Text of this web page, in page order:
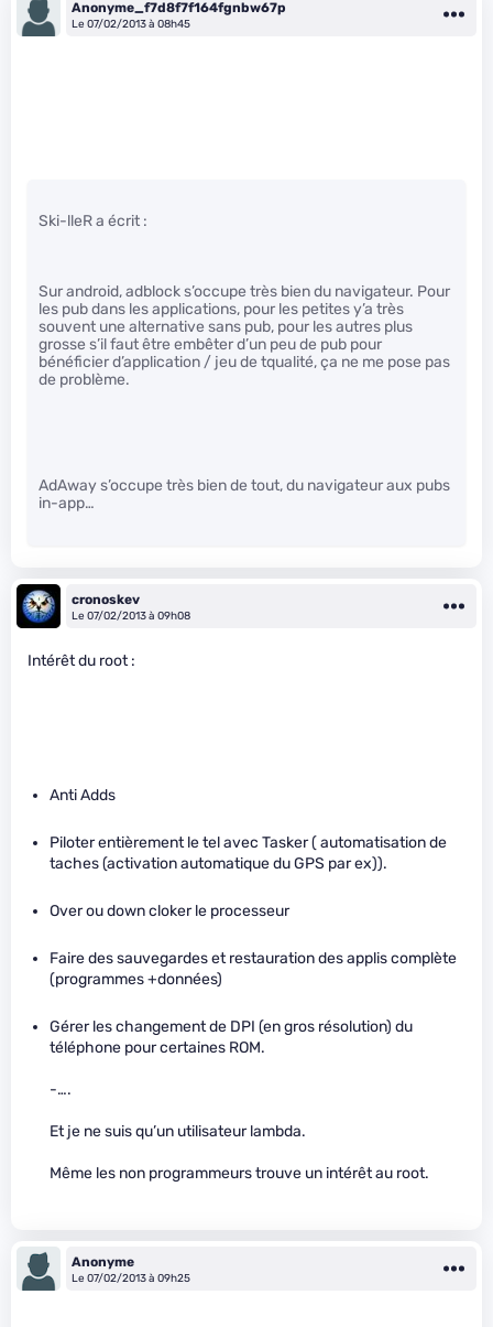
Anonyme_f7d8f7f164fgnbw67p
Le 07/02/2013 à 08h45
Ski-lleR a écrit :
Sur android, adblock s’occupe très bien du navigateur. Pour
les pub dans les applications, pour les petites y’a très
souvent une alternative sans pub, pour les autres plus
grosse s’il faut être embêter d’un peu de pub pour
bénéficier d’application / jeu de tqualité, ça ne me pose pas
de problème.
AdAway s’occupe très bien de tout, du navigateur aux pubs
in-app…
cronoskev
Le 07/02/2013 à 09h08
Intérêt du root :
Anti Adds
Piloter entièrement le tel avec Tasker ( automatisation de
taches (activation automatique du GPS par ex)).
Over ou down cloker le processeur
Faire des sauvegardes et restauration des applis complète
(programmes +données)
Gérer les changement de DPI (en gros résolution) du
téléphone pour certaines ROM.
-….
Et je ne suis qu’un utilisateur lambda.
Même les non programmeurs trouve un intérêt au root.
Anonyme
Le 07/02/2013 à 09h25